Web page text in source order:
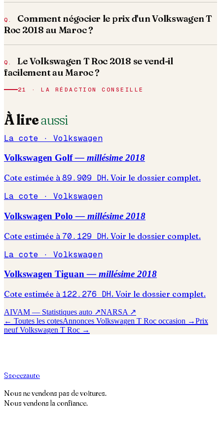
Comment négocier le prix d'un Volkswagen T
Roc 2018 au Maroc ?
Le Volkswagen T Roc 2018 se vend-il
facilement au Maroc ?
21 · LA RÉDACTION CONSEILLE
À lireaussi
La cote · Volkswagen
Volkswagen Golf — millésime2018
Cote estimée à 89.909 DH. Voir le dossier complet.
La cote · Volkswagen
Volkswagen Polo — millésime 2018
Cote estimée à 70.129 DH. Voir le dossier complet.
La cote · Volkswagen
Volkswagen Tiguan — millésime2018
Cote estimée à 122.276 DH. Voir le dossier complet.
AIVAM — Statistiques auto ↗NARSA ↗
← Toutes les cotesAnnonces Volkswagen T Roc occasion →Prix
neufVolkswagen T Roc →
Ssoeezauto
Nous ne vendons pas de voitures.
Nous vendons la confiance.